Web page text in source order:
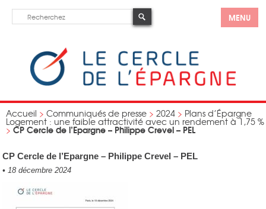
MENU
Accueil > Communiqués de presse > 2024 > Plans d’Épargne
Logement : une faible attractivité avec un rendement à 1,75 %
> CP Cercle de l’Epargne – Philippe Crevel – PEL
CP Cercle de l’Epargne – Philippe Crevel – PEL
• 18 décembre 2024